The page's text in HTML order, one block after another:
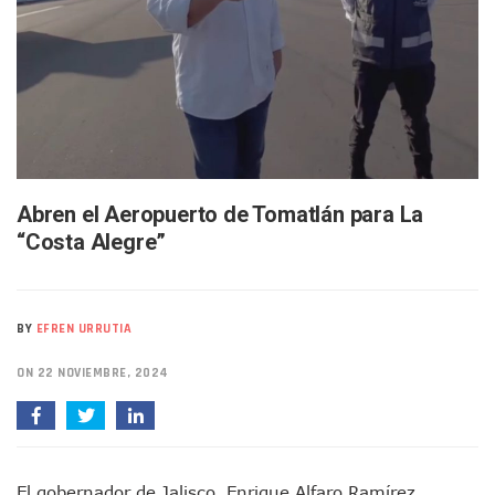
SIOP Moderniza La Casa De La Cultura En Mascota Con
Van Por La Reorganización De Los Archivos Municipales
Estados Unidos Endurece Su Combate Al CJNG Con
Buscan A Wilber Armando Colmenares Márquez,
Melissa Madero Exige Aclarar Sustento Legal De Las
Washington Enfrenta Una Emergencia Ambiental Por
Avanza Plan Para Construir Estadio De Tritones Vallarta;
Nuevas Concesiones De Taxis En Puerto Vallarta, ¿para
Bruno Blancas Lleva El Mensaje De La Cuarta
Liberan 180 Crías De Iguana Verde En El Estero El Salado
Arquitecto Luis Munguía Reconoce La Labor Del Personal
Nuevo Transporte Eléctrico En Puerto Vallarta: Rutas,
Abren el Aeropuerto de Tomatlán para La
“Costa Alegre”
BY EFREN URRUTIA
ON 22 NOVIEMBRE, 2024